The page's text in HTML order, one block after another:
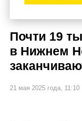
Почти 19
в Нижнем
21 мая 2025 года, 11:10